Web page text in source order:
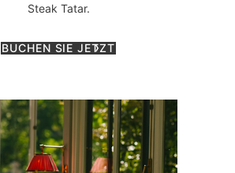
Steak Tatar.
BUCHEN SIE JETZT